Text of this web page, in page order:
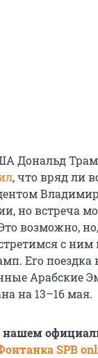
Дональд
, что вряд ли
но встреча
возможно, но,
с ним
Его
Арабские
на 13–16 мая.
нашем
SPB